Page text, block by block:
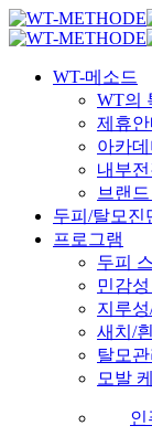
국내 최
국내 최
Skip
to
content
Menu
WT-메소드
WT의
제휴안
아카데
내부전
브랜
두피/탈모진
프로그램
두피
민감
지루
새치/
탈모관
모발
인